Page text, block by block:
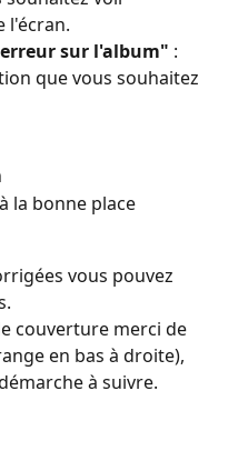
l'écran.
sur l'album" :
que vous souhaitez
la bonne place
vous pouvez
couverture merci de
en bas à droite),
à suivre.